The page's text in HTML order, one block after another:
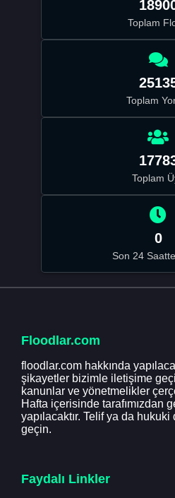
Toplam
Toplam
Toplam
0
Son 24
Floodlar.com
floodlar.com hakkında
şikayetler bizimle iletişime
kanunlar ve yönetmelikler
Hafta içerisinde tarafımızdan
yapılacaktır. Telif ya da
geçin.
Faydalı Linkler